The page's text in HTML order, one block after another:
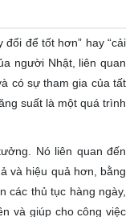
đổi để tốt hơn” hay “cải
người Nhật, liên quan
có sự tham gia của tất
suất là một quá trình
Nó liên quan đến
và hiệu quả hơn, bằng
các thủ tục hàng ngày,
và giúp cho công việc